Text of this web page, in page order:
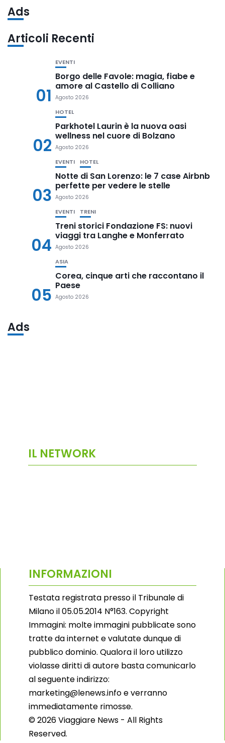
Ads
Articoli Recenti
01
EVENTI
Borgo delle Favole: magia, fiabe e
amore al Castello di Colliano
Agosto 2026
02
HOTEL
Parkhotel Laurin è la nuova oasi
wellness nel cuore di Bolzano
Agosto 2026
03
EVENTI HOTEL
Notte di San Lorenzo: le 7 case Airbnb
perfette per vedere le stelle
Agosto 2026
04
EVENTI TRENI
Treni storici Fondazione FS: nuovi
viaggi tra Langhe e Monferrato
Agosto 2026
05
ASIA
Corea, cinque arti che raccontano il
Paese
Agosto 2026
Ads
IL NETWORK
INFORMAZIONI
Testata registrata presso il Tribunale di
Milano il 05.05.2014 N°163. Copyright
Immagini: molte immagini pubblicate sono
tratte da internet e valutate dunque di
pubblico dominio. Qualora il loro utilizzo
violasse diritti di autore basta comunicarlo
al seguente indirizzo:
marketing@lenews.info e verranno
immediatamente rimosse.
© 2026 Viaggiare News - All Rights
Reserved.